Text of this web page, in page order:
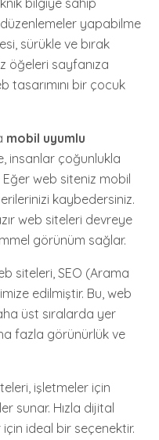
bilgiye sahip
yapabilme
sürükle ve bırak
öğeleri sayfanıza
tasarımını bir çocuk
mobil uyumlu
insanlar çoğunlukla
web siteniz mobil
kaybedersiniz.
web siteleri devreye
görünüm sağlar.
siteleri, SEO (Arama
edilmiştir. Bu, web
üst sıralarda yer
fazla görünürlük ve
işletmeler için
sunar. Hızla dijital
ideal bir seçenektir.